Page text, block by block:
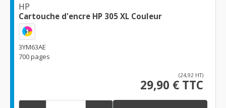
HP
Cartouche d'encre HP 305 XL Couleur
1
3YM63AE
700 pages
(24,92 HT)
29,90 € TTC